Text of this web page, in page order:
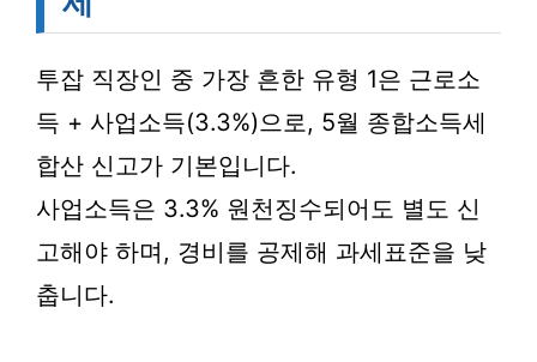
투잡 직장인 중 가장 흔한 유형 1은 근로소
득 + 사업소득(3.3%)으로, 5월 종합소득세
합산 신고가 기본입니다.
사업소득은 3.3% 원천징수되어도 별도 신
고해야 하며, 경비를 공제해 과세표준을 낮
춥니다.